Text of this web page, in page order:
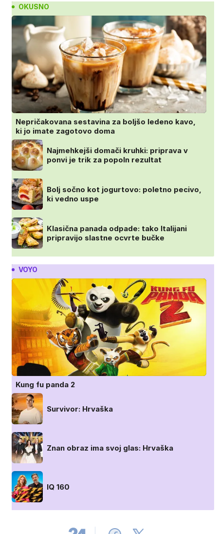
OKUSNO
Nepričakovana sestavina za boljšo ledeno kavo,
ki jo imate zagotovo doma
Najmehkejši domači kruhki: priprava v
ponvi je trik za popoln rezultat
Bolj sočno kot jogurtovo: poletno pecivo,
ki vedno uspe
Klasična panada odpade: tako Italijani
pripravijo slastne ocvrte bučke
VOYO
Kung fu panda 2
Survivor: Hrvaška
Znan obraz ima svoj glas: Hrvaška
IQ 160